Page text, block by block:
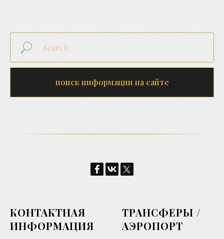
поиск информации на сайте
КОНТАКТНАЯ
ИНФОРМАЦИЯ
ТРАНСФЕРЫ /
АЭРОПОРТ